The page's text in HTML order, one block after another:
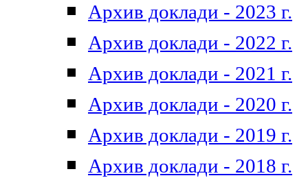
Архив доклади - 2023 г.
Архив доклади - 2022 г.
Архив доклади - 2021 г.
Архив доклади - 2020 г.
Архив доклади - 2019 г.
Архив доклади - 2018 г.